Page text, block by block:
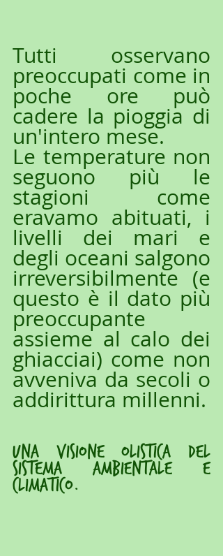
Tutti osservano
preoccupati come in
poche ore può
cadere la pioggia di
un'intero mese.
Le temperature non
seguono più le
stagioni come
eravamo abituati, i
livelli dei mari e
degli oceani salgono
irreversibilmente (e
questo è il dato più
preoccupante
assieme al calo dei
ghiacciai) come non
avveniva da secoli o
una visione olistica del
sistema ambientale e
climatico.